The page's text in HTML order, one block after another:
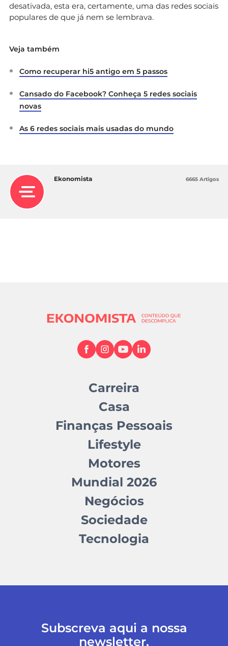
desativada, esta era, certamente, uma das redes sociais
populares de que já nem se lembrava.
Veja também
Como recuperar hi5 antigo em 5 passos
Cansado do Facebook? Conheça 5 redes sociais
novas
As 6 redes sociais mais usadas do mundo
Ekonomista 6665 Artigos
Carreira
Casa
Finanças Pessoais
Lifestyle
Motores
Mundial 2026
Negócios
Sociedade
Tecnologia
Subscreva aqui a nossa
newsletter.